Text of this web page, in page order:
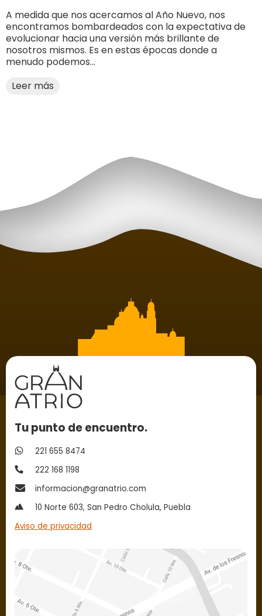
A medida que nos acercamos al Año Nuevo, nos
encontramos bombardeados con la expectativa de
evolucionar hacia una versión más brillante de
nosotros mismos. Es en estas épocas donde a
menudo podemos...
Leer más
Tu punto de encuentro.
221 655 8474
222 168 1198
informacion@granatrio.com
10 Norte 603, San Pedro Cholula, Puebla
Aviso de privacidad